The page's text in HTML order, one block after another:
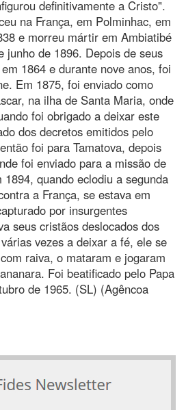
definitivamente a Cristo".
na França, em Polminhac, em
e morreu mártir em Ambiatibé
junho de 1896. Depois de seus
1864 e durante nove anos, foi
Em 1875, foi enviado como
na ilha de Santa Maria, onde
foi obrigado a deixar este
dos decretos emitidos pelo
foi para Tamatova, depois
foi enviado para a missão de
quando eclodiu a segunda
a França, se estava em
por insurgentes
seus cristãos deslocados dos
vezes a deixar a fé, ele se
raiva, o mataram e jogaram
Foi beatificado pelo Papa
de 1965. (SL) (Agêncoa